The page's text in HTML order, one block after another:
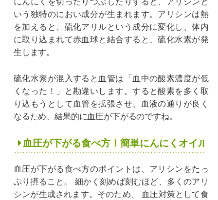
いう独特のにおい成分が生まれます。アリシンは熱
を加えると、硫化アリルという成分に変化し、体内
に取り込まれて赤血球と結合すると、硫化水素が発
生します。
硫化水素が混入すると血管は「血中の酸素濃度が低
くなった！」と勘違いします。すると酸素を多く取
り込もうとして血管を拡張させ、血液の通りが良く
なるため、結果的に血圧が下がるのですね。
血圧が下がる食べ方！簡単にんにくオイル
血圧が下がる食べ方のポイントは、アリシンをたっ
ぷり摂ること。
細かく刻めば刻むほど、多くのアリ
シンが生成されます。そのため、
血圧対策として食